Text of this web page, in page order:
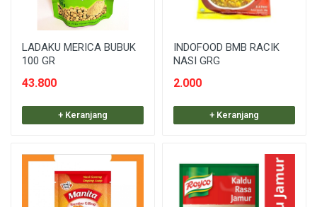
LADAKU MERICA BUBUK
100 GR
43.800
+ Keranjang
INDOFOOD BMB RACIK
NASI GRG
2.000
+ Keranjang